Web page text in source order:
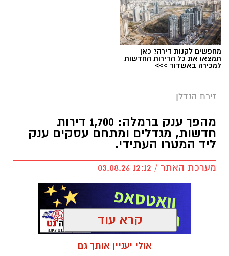
חדשות ליד הרכבת והמטרו ברחובות
805 יחידות דיור חדשות ליד הרכבת והמטרו
בשורה משמעותית לסטודנטים, לחוקרים ולעיר
רחובות: הוועדה המחוזית לתכנון ולבנייה מרכז
אישרה תוכנית להקמתמתחם מעונות חדש
מאות יחידות דיור חדשות עבור סטודנטים ואנשי
סגל, וליצור סביבת מגורים מודרנית בלב אחד
מאזורי המחקר וההשכלה החשובים בישראל.
המתחם החדש ברחובות
מחפשים לקנות דירה? כאן
תמצאו את כל הדירות החדשות
למכירה באשדוד >>>
זירת הנדלן
מהפך ענק ברמלה: 1,700 דירות
חדשות, מגדלים ומתחם עסקים ענק
ליד המטרו העתידי.
מערכת האתר / 12:12 03.08.26
דירות ברמלה, מטרו רמלה
קרא עוד
אולי יעניין אותך גם